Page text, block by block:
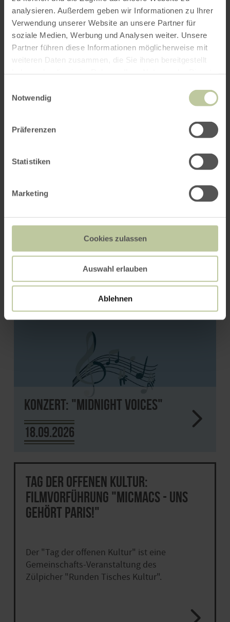
analysieren. Außerdem geben wir Informationen zu Ihrer
Verwendung unserer Website an unsere Partner für
soziale Medien, Werbung und Analysen weiter. Unsere
Partner führen diese Informationen möglicherweise mit
weiteren Daten zusammen, die Sie ihnen bereitgestellt
Notwendig
Präferenzen
Statistiken
Marketing
Cookies zulassen
Auswahl erlauben
Ablehnen
Weitere Veranstaltungen
Kannst du nicht schlafen,
kleiner Bär?
Konzert: "Midnight Voices"
18.09.2026
Tag der offenen Kultur:
Filmvorführung "Micmacs - uns
gehört Paris!"
Der "Tag der offenen Kultur" ist eine
Gemeinschafts-Veranstaltung des
Zülpicher "Runden Tisches Kultur".